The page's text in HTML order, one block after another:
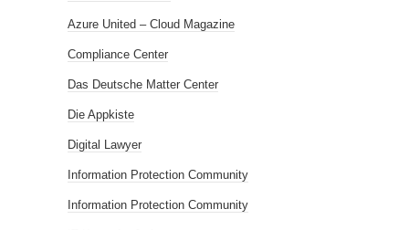
Azure United – Cloud Magazine
Compliance Center
Das Deutsche Matter Center
Die Appkiste
Digital Lawyer
Information Protection Community
Information Protection Community